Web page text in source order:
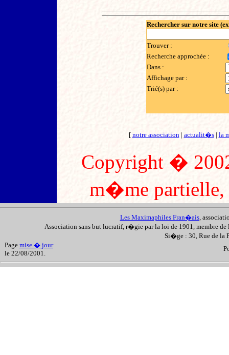
Rechercher sur notre site
Trouver :
Recherche approchée :
Dans :
Affichage par :
Trié(s) par :
[ notre association| actualit�s| la
Copyright �
m�me partielle,
Les Maximaphiles Fran�ais,
Association sans but lucratif, r�gie par la loi de 1901, membre de
Si�ge : 30, Rue de la
Page mise � jour
le 22/08/2001.